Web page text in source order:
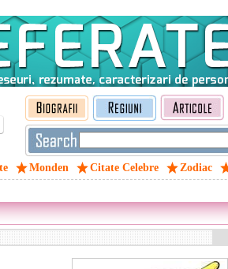
Monden Citate Celebre Zodiac